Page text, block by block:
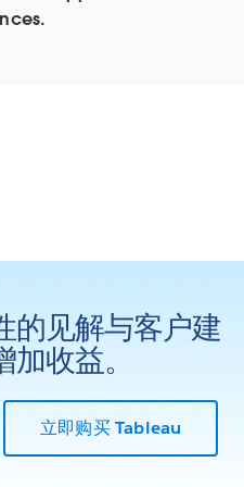
的见解与客户建
收益。
立即购买 Tableau